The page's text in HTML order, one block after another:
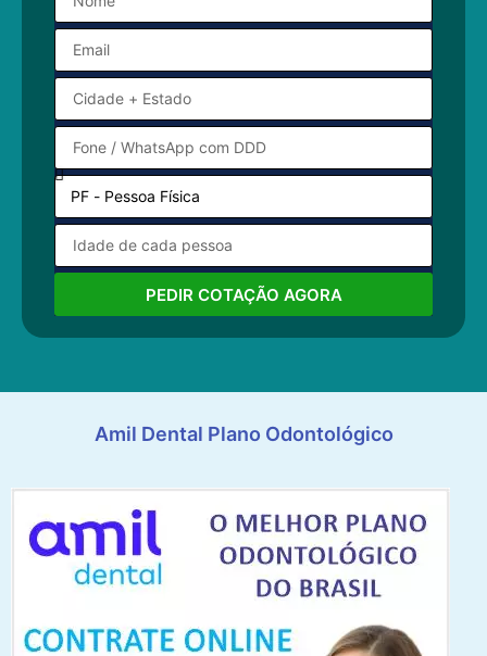
PEDIR COTAÇÃO AGORA
Amil Dental Plano Odontológico